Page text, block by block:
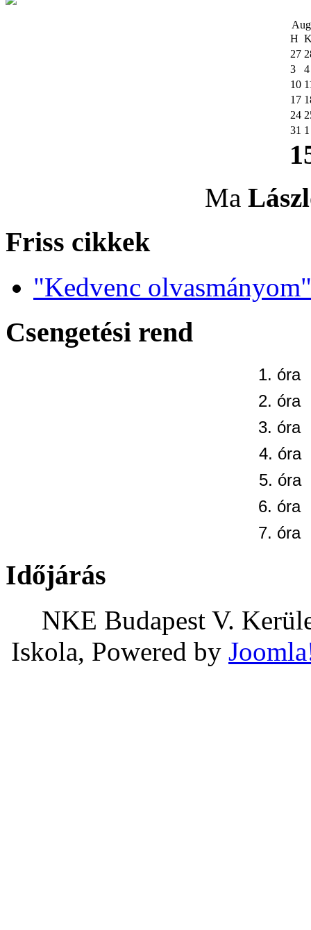
H
27
3
4
10
17
24
31 1
Ma
Friss cikkek
"Kedvenc
Csengetési rend
1. óra
2. óra
3. óra
4. óra
5.
6. óra
7. óra
Időjárás
NKE Budapest V.
Iskola, Powered by